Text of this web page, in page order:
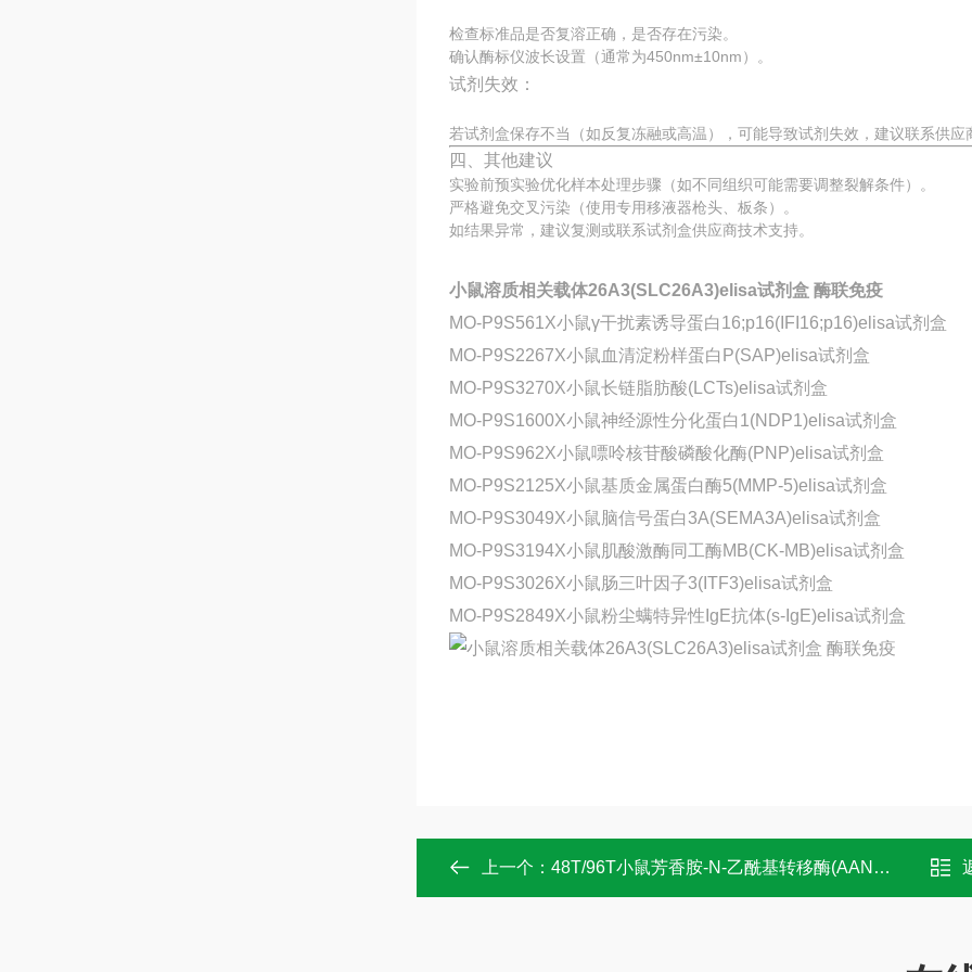
检查标准品是否复溶正确，是否存在污染。
确认酶标仪波长设置（通常为450nm±10nm）。
试剂失效：
若试剂盒保存不当（如反复冻融或高温），可能导致试剂失效，建议联系供应
四、其他建议
实验前预实验优化样本处理步骤（如不同组织可能需要调整裂解条件）。
严格避免交叉污染（使用专用移液器枪头、板条）。
如结果异常，建议复测或联系试剂盒供应商技术支持。
小鼠溶质相关载体26A3(SLC26A3)elisa试剂盒 酶联免疫
MO-P9S561X小鼠γ干扰素诱导蛋白16;p16(IFI16;p16)elisa试剂盒
MO-P9S2267X小鼠血清淀粉样蛋白P(SAP)elisa试剂盒
MO-P9S3270X小鼠长链脂肪酸(LCTs)elisa试剂盒
MO-P9S1600X小鼠神经源性分化蛋白1(NDP1)elisa试剂盒
MO-P9S962X小鼠嘌呤核苷酸磷酸化酶(PNP)elisa试剂盒
MO-P9S2125X小鼠基质金属蛋白酶5(MMP-5)elisa试剂盒
MO-P9S3049X小鼠脑信号蛋白3A(SEMA3A)elisa试剂盒
MO-P9S3194X小鼠肌酸激酶同工酶MB(CK-MB)elisa试剂盒
MO-P9S3026X小鼠肠三叶因子3(ITF3)elisa试剂盒
MO-P9S2849X小鼠粉尘螨特异性IgE抗体(s-IgE)elisa试剂盒
上一个： 48T/96T小鼠芳香胺-N-乙酰基转移酶(AANAT)elisa试剂盒 实验